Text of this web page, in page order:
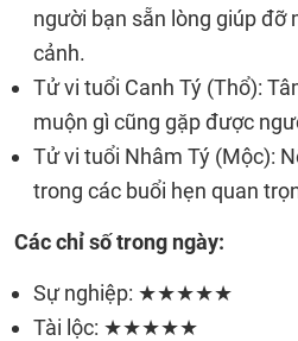
người bạn sẵn lòng giúp đỡ
cảnh.
Tử vi tuổi Canh Tý (Thổ):
muộn gì cũng gặp được
Tử vi tuổi Nhâm Tý (Mộc):
trong các buổi hẹn quan
Các chỉ số trong ngày:
Sự nghiệp: ★★★★★
Tài lộc: ★★★★★